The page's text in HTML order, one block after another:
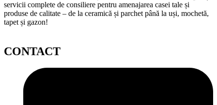
servicii complete de consiliere pentru amenajarea casei tale și
produse de calitate – de la ceramică și parchet până la uși, mochetă,
tapet și gazon!
CONTACT